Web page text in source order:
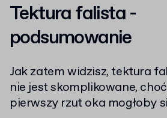
Tektura falista -
podsumowanie
Jak zatem widzisz, tektura
nie jest skomplikowane,
pierwszy rzut oka mogłoby